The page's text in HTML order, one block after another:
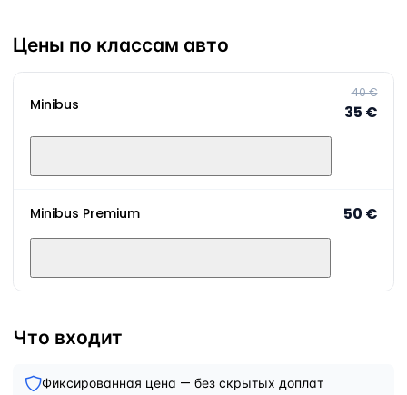
Цены по классам авто
Minibus
40 €
35 €
Minibus Premium 50 €
Что входит
Фиксированная цена — без скрытых доплат